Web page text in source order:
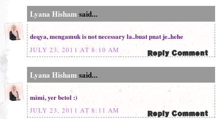
Lyana Hisham said...
deqya, mengamuk is not necessary la..buat pnat je..hehe
JULY 23, 2011 AT 8:10 AM
Lyana Hisham said...
mimi, yer betol :)
JULY 23, 2011 AT 8:11 AM